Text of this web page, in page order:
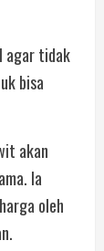
agar tidak
bisa
akan
Ia
oleh